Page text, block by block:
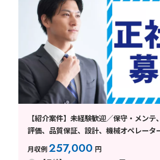
【紹介案件】未経験歓迎／保守・メンテ
評価、品質保証、設計、機械オペレータ
月収例257,000 円